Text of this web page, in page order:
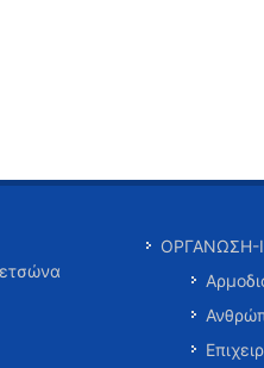
ΟΡΓΑΝΩΣΗ-